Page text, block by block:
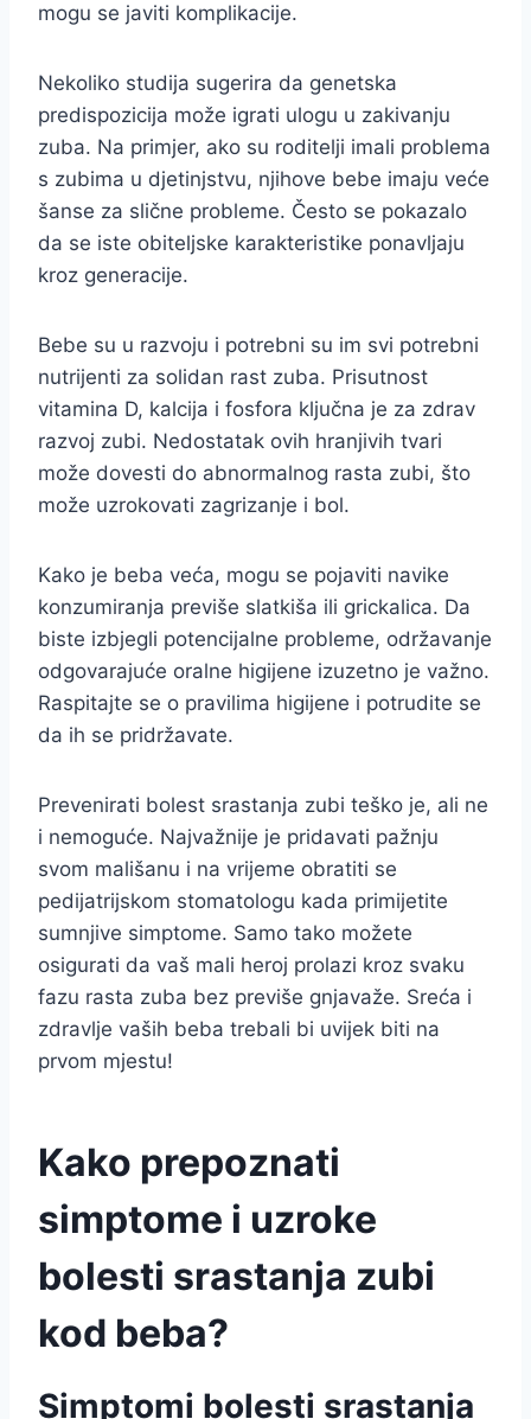
mogu se javiti komplikacije.
Nekoliko studija sugerira da genetska
predispozicija može igrati ulogu u zakivanju
zuba. Na primjer, ako su roditelji imali problema
s zubima u djetinjstvu, njihove bebe imaju veće
šanse za slične probleme. Često se pokazalo
da se iste obiteljske karakteristike ponavljaju
kroz generacije.
Bebe su u razvoju i potrebni su im svi potrebni
nutrijenti za solidan rast zuba. Prisutnost
vitamina D, kalcija i fosfora ključna je za zdrav
razvoj zubi. Nedostatak ovih hranjivih tvari
može dovesti do abnormalnog rasta zubi, što
može uzrokovati zagrizanje i bol.
Kako je beba veća, mogu se pojaviti navike
konzumiranja previše slatkiša ili grickalica. Da
biste izbjegli potencijalne probleme, održavanje
odgovarajuće oralne higijene izuzetno je važno.
Raspitajte se o pravilima higijene i potrudite se
da ih se pridržavate.
Prevenirati bolest srastanja zubi teško je, ali ne
i nemoguće. Najvažnije je pridavati pažnju
svom mališanu i na vrijeme obratiti se
pedijatrijskom stomatologu kada primijetite
sumnjive simptome. Samo tako možete
osigurati da vaš mali heroj prolazi kroz svaku
fazu rasta zuba bez previše gnjavaže. Sreća i
zdravlje vaših beba trebali bi uvijek biti na
prvom mjestu!
Kako prepoznati
simptome i uzroke
bolesti srastanja zubi
kod beba?
Simptomi bolesti srastanja